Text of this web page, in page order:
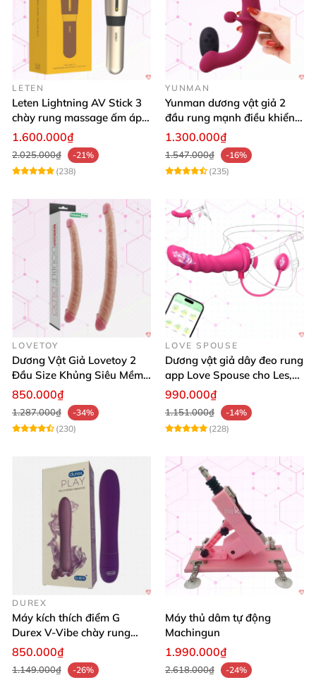
LETEN
Leten Lightning AV Stick 3
chày rung massage ấm áp
kích thích
1.600.000₫
2.025.000₫
-21%
(238)
YUNMAN
Yunman dương vật giả 2
đầu rung mạnh điều khiển
từ xa Les
1.300.000₫
1.547.000₫
-16%
(235)
LOVETOY
Dương Vật Giả Lovetoy 2
Đầu Size Khủng Siêu Mềm
Kích Thích Les
850.000₫
1.287.000₫
-34%
(230)
LOVE SPOUSE
Dương vật giả dây đeo rung
app Love Spouse cho Les,
đồng tính nữ
990.000₫
1.151.000₫
-14%
(228)
DUREX
Máy kích thích điểm G
Durex V-Vibe chày rung
tinh yêu không dây cao cấp
850.000₫
1.149.000₫
-26%
Máy thủ dâm tự động
Machingun
1.990.000₫
2.618.000₫
-24%